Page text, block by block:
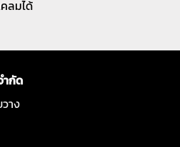
ลมได้
ำกัด
าง